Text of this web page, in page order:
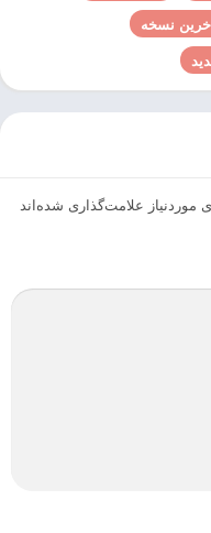
نسخه
موردنیاز علامت‌گذاری شده‌اند